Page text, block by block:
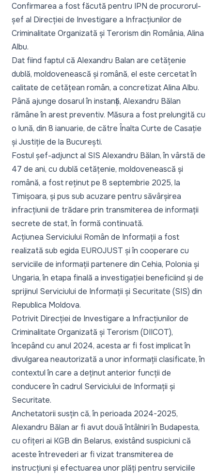
Confirmarea a fost făcută pentru IPN de procurorul-
șef al Direcției de Investigare a Infracțiunilor de
Criminalitate Organizată și Terorism din România, Alina
Albu.
Dat fiind faptul că Alexandru Balan are cetățenie
dublă, moldovenească și română, el este cercetat în
calitate de cetățean român, a concretizat Alina Albu.
Până ajunge dosarul în instanță, Alexandru Bălan
rămâne în arest preventiv. Măsura a fost prelungită cu
o lună, din 8 ianuarie, de către Înalta Curte de Casație
și Justiție de la București.
Fostul șef-adjunct al SIS Alexandru Bălan, în vârstă de
47 de ani, cu dublă cetățenie, moldovenească și
română, a fost reținut pe 8 septembrie 2025, la
Timișoara, și pus sub acuzare pentru săvârșirea
infracțiunii de trădare prin transmiterea de informații
secrete de stat, în formă continuată.
Acțiunea Serviciului Român de Informații a fost
realizată sub egida EUROJUST și în cooperare cu
serviciile de informații partenere din Cehia, Polonia și
Ungaria, în etapa finală a investigației beneficiind și de
sprijinul Serviciului de Informații și Securitate (SIS) din
Republica Moldova.
Potrivit Direcției de Investigare a Infracțiunilor de
Criminalitate Organizată și Terorism (DIICOT),
începând cu anul 2024, acesta ar fi fost implicat în
divulgarea neautorizată a unor informații clasificate, în
contextul în care a deținut anterior funcții de
conducere în cadrul Serviciului de Informații și
Securitate.
Anchetatorii susțin că, în perioada 2024-2025,
Alexandru Bălan ar fi avut două întâlniri în Budapesta,
cu ofițeri ai KGB din Belarus, existând suspiciuni că
aceste întrevederi ar fi vizat transmiterea de
instrucțiuni și efectuarea unor plăți pentru serviciile